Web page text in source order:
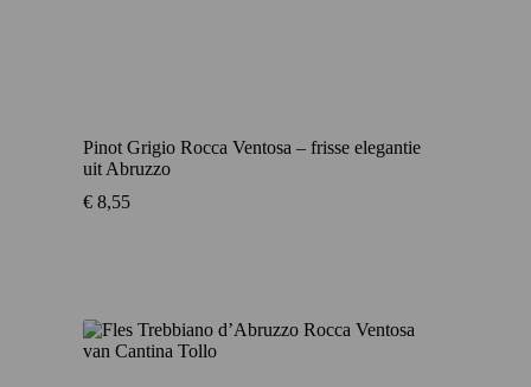
Pinot Grigio Rocca Ventosa – frisse elegantie
uit Abruzzo
€ 8,55